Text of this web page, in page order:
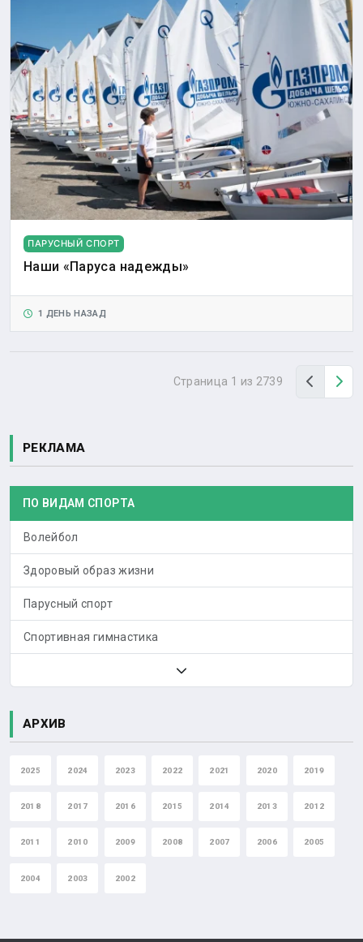
ПАРУСНЫЙ СПОРТ
Наши «Паруса надежды»
1 ДЕНЬ НАЗАД
Страница 1 из 2739 Назад
РЕКЛАМА
ПО ВИДАМ СПОРТА
Волейбол
Здоровый образ жизни
Парусный спорт
Спортивная гимнастика
АРХИВ
2025 2024 2023 2022 2021 2020 2019
2018 2017 2016 2015 2014 2013 2012
2011 2010 2009 2008 2007 2006 2005
2004 2003 2002